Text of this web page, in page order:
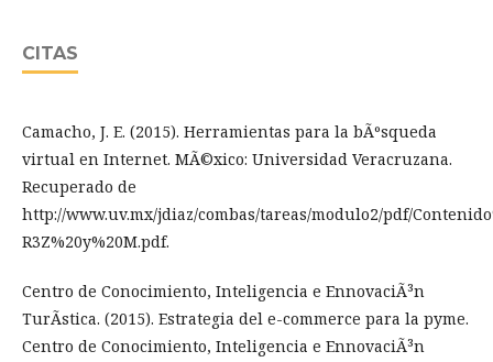
CITAS
Camacho, J. E. (2015). Herramientas para la bÃºsqueda
virtual en Internet. MÃ©xico: Universidad Veracruzana.
Recuperado de
http://www.uv.mx/jdiaz/combas/tareas/modulo2/pdf/
R3Z%20y%20M.pdf.
Centro de Conocimiento, Inteligencia e EnnovaciÃ³n
TurÃ­stica. (2015). Estrategia del e-commerce para la pyme.
Centro de Conocimiento, Inteligencia e EnnovaciÃ³n